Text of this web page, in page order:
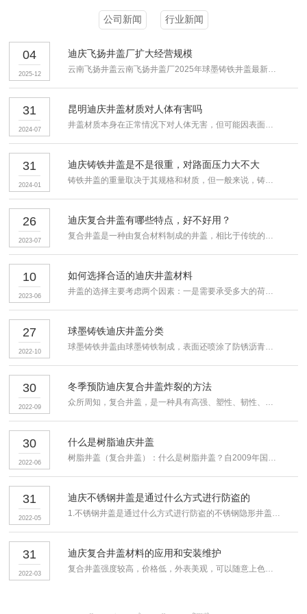
公司新闻 行业新闻
04
2025-12
迪庆飞扬井盖厂扩大经营规模
云南飞扬井盖云南飞扬井盖厂2025年球墨铸铁井盖最新仓储达8...
31
2024-07
昆明迪庆井盖材质对人体有害吗
井盖材质本身在正常情况下对人体无害，但可能因表面涂层、添加剂...
31
2024-01
迪庆铸铁井盖是不是很重，对路面压力大不大
铸铁井盖的重量取决于其规格和材质，但一般来说，铸铁井盖比较重...
26
2023-07
迪庆复合井盖有哪些特点，好不好用？
复合井盖是一种由复合材料制成的井盖，相比于传统的铸铁井盖具有...
10
2023-06
如何选择合适的迪庆井盖材料
井盖的选择主要考虑两个因素：一是需要承受多大的荷载和压力，二...
27
2022-10
球墨铸铁迪庆井盖分类
球墨铸铁井盖由球墨铸铁制成，表面还喷涂了防锈沥青漆处理，由于...
30
2022-09
冬季预防迪庆复合井盖炸裂的方法
众所周知，复合井盖，是一种具有高强、塑性、韧性、耐磨性、耐剧...
30
2022-06
什么是树脂迪庆井盖
树脂井盖（复合井盖）：什么是树脂井盖？自2009年国家颁布了...
31
2022-05
迪庆不锈钢井盖是通过什么方式进行防盗的
1.不锈钢井盖是通过什么方式进行防盗的不锈钢隐形井盖产品有许...
31
2022-03
迪庆复合井盖材料的应用和安装维护
复合井盖强度较高，价格低，外表美观，可以随意上色，安装、维护...